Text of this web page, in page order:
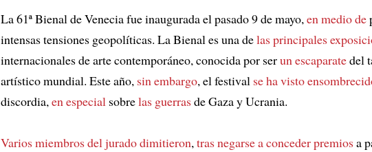
La 61ª Bienal de Venecia fue inaugurada el pasado 9 de mayo,en medio de
intensas tensiones geopolíticas. La Bienal es una delas principales
internacionales de arte contemporáneo, conocida por serun escaparatedel
artístico mundial. Este año, sin embargo, el festival se ha visto
discordia,en especial sobrelas guerrasde Gaza y Ucrania.
Varios miembros del jurado dimitieron,tras negarse a conceder premiosa